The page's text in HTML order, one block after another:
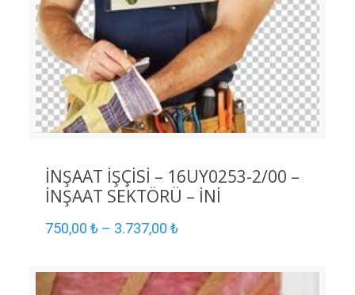
İNŞAAT İŞÇİSİ – 16UY0253-2/00 –
İNŞAAT SEKTÖRÜ – İNİ
750,00 ₺– 3.737,00 ₺